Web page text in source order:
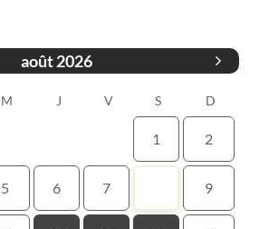
août 2026
M J V S D
1 2
5 6 7 9